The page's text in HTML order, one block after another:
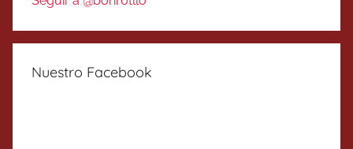
Nuestro Facebook